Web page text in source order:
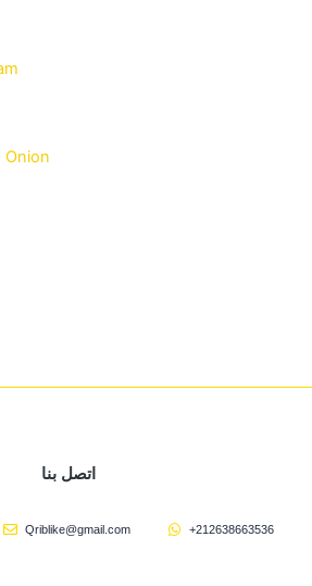
Onion
اتصل بنا
Qriblike@gmail.com +212638663536